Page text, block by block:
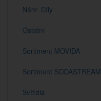
Náhr. Díly
Ostatní
Sortiment MOVIDA
Sortiment SODASTREAM
Svítidla